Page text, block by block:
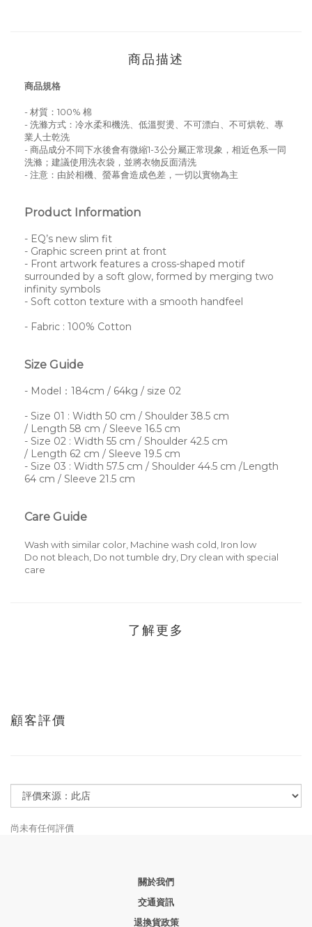
商品描述
商品規格
- 材質：100% 棉
- 洗滌方式：冷水柔和機洗、低溫熨燙、不可漂白、不可烘乾、專
業人士乾洗
- 商品成分不同下水後會有微縮1-3公分屬正常現象，相近色系一同
洗滌；建議使用洗衣袋，並將衣物反面清洗
- 注意：由於相機、螢幕會造成色差，一切以實物為主
Product Information
- EQ’s new slim fit
- Graphic screen print at front
- Front artwork features a cross-shaped motif
surrounded by a soft glow, formed by merging two
infinity symbols
- Soft cotton texture with a smooth handfeel
- Fabric : 100% Cotton
Size Guide
- Model： 184cm / 64kg / size 02
- Size 01 : Width 50 cm / Shoulder 38.5 cm
/ Length 58 cm / Sleeve 16.5 cm
- Size 02 : Width 55 cm / Shoulder 42.5 cm
/ Length 62 cm / Sleeve 19.5 cm
- Size 03 : Width 57.5 cm / Shoulder 44.5 cm /Length
64 cm / Sleeve 21.5 cm
Care Guide
Wash with similar color, Machine wash cold, Iron low
Do not bleach, Do not tumble dry, Dry clean with special
care
了解更多
顧客評價
尚未有任何評價
關於我們
交通資訊
退換貨政策